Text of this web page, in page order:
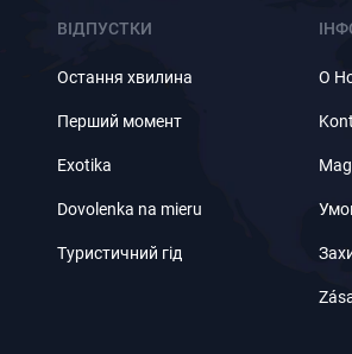
ВІДПУСТКИ
Остання хвилина
Перший момент
Exotika
Dovolenka na mieru
Туристичний гід
O